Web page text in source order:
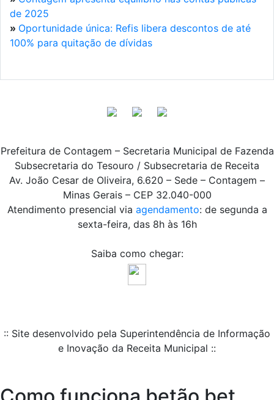
de 2025
» Oportunidade única: Refis libera descontos de até
100% para quitação de dívidas
Prefeitura de Contagem – Secretaria Municipal de Fazenda
Subsecretaria do Tesouro / Subsecretaria de Receita
Av. João Cesar de Oliveira, 6.620 – Sede – Contagem –
Minas Gerais – CEP 32.040-000
Atendimento presencial via agendamento: de segunda a
sexta-feira, das 8h às 16h
Saiba como chegar:
:: Site desenvolvido pela Superintendência de Informação
e Inovação da Receita Municipal ::